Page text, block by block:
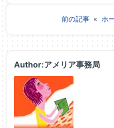
前の記事 « ホ
Author:アメリア事務局